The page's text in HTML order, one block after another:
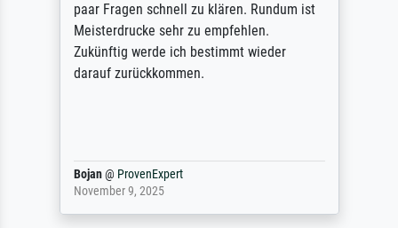
paar Fragen schnell zu klären. Rundum ist
Meisterdrucke sehr zu empfehlen.
Zukünftig werde ich bestimmt wieder
darauf zurückkommen.
Bojan@ ProvenExpert
November 9, 2025